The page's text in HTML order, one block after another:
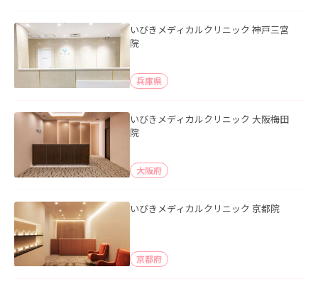
いびきメディカルクリニック 神戸三宮
院
兵庫県
いびきメディカルクリニック 大阪梅田
院
大阪府
いびきメディカルクリニック 京都院
京都府